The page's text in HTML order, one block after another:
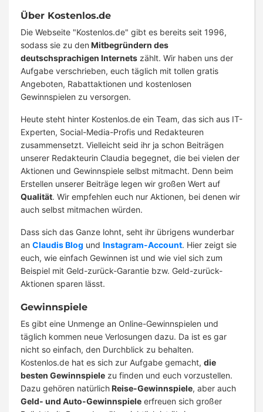
Über Kostenlos.de
Die Webseite "Kostenlos.de" gibt es bereits seit 1996,
sodass sie zu den Mitbegründern des
deutschsprachigen Internets zählt. Wir haben uns der
Aufgabe verschrieben, euch täglich mit tollen gratis
Angeboten, Rabattaktionen und kostenlosen
Gewinnspielen zu versorgen.
Heute steht hinter Kostenlos.de ein Team, das sich aus IT-
Experten, Social-Media-Profis und Redakteuren
zusammensetzt. Vielleicht seid ihr ja schon Beiträgen
unserer Redakteurin Claudia begegnet, die bei vielen der
Aktionen und Gewinnspiele selbst mitmacht. Denn beim
Erstellen unserer Beiträge legen wir großen Wert auf
Qualität. Wir empfehlen euch nur Aktionen, bei denen wir
auch selbst mitmachen würden.
Dass sich das Ganze lohnt, seht ihr übrigens wunderbar
an Claudis Blog und Instagram-Account. Hier zeigt sie
euch, wie einfach Gewinnen ist und wie viel sich zum
Beispiel mit Geld-zurück-Garantie bzw. Geld-zurück-
Aktionen sparen lässt.
Gewinnspiele
Es gibt eine Unmenge an Online-Gewinnspielen und
täglich kommen neue Verlosungen dazu. Da ist es gar
nicht so einfach, den Durchblick zu behalten.
Kostenlos.de hat es sich zur Aufgabe gemacht, die
besten Gewinnspiele zu finden und euch vorzustellen.
Dazu gehören natürlichReise-Gewinnspiele, aber auch
Geld- und Auto-Gewinnspiele erfreuen sich großer